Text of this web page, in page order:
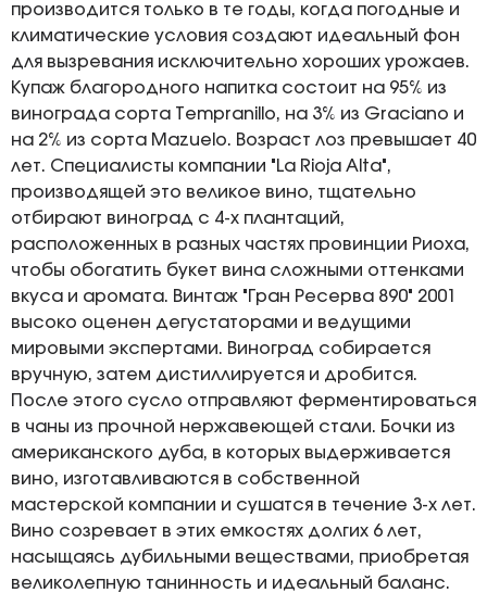
производится только в те годы, когда погодные и
климатические условия создают идеальный фон
для вызревания исключительно хороших урожаев.
Купаж благородного напитка состоит на 95% из
винограда сорта Tempranillo, на 3% из Graciano и
на 2% из сорта Mazuelo. Возраст лоз превышает 40
лет. Специалисты компании "La Rioja Alta",
производящей это великое вино, тщательно
отбирают виноград с 4-х плантаций,
расположенных в разных частях провинции Риоха,
чтобы обогатить букет вина сложными оттенками
вкуса и аромата. Винтаж "Гран Ресерва 890" 2001
высоко оценен дегустаторами и ведущими
мировыми экспертами. Виноград собирается
вручную, затем дистиллируется и дробится.
После этого сусло отправляют ферментироваться
в чаны из прочной нержавеющей стали. Бочки из
американского дуба, в которых выдерживается
вино, изготавливаются в собственной
мастерской компании и сушатся в течение 3-х лет.
Вино созревает в этих емкостях долгих 6 лет,
насыщаясь дубильными веществами, приобретая
великолепную танинность и идеальный баланс.